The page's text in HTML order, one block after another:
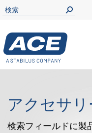
アクセサリ
検索フィールドに製